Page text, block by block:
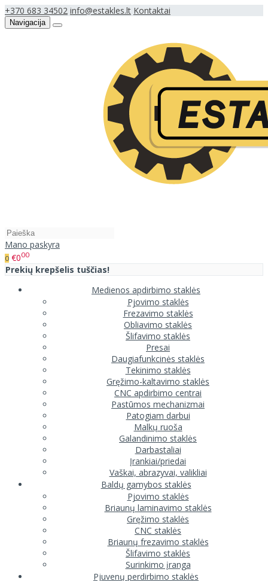
+370 683 34502 info@estakles.lt Kontaktai
Navigacija
Mano paskyra
0 €000
Prekių krepšelis tuščias!
Medienos apdirbimo staklės
Pjovimo staklės
Frezavimo staklės
Obliavimo staklės
Šlifavimo staklės
Presai
Daugiafunkcinės staklės
Tekinimo staklės
Gręžimo-kaltavimo staklės
CNC apdirbimo centrai
Pastūmos mechanizmai
Patogiam darbui
Malkų ruoša
Galandinimo staklės
Darbastaliai
Įrankiai/priedai
Vaškai, abrazyvai, valikliai
Baldų gamybos staklės
Pjovimo staklės
Briaunų laminavimo staklės
Gręžimo staklės
CNC staklės
Briaunų frezavimo staklės
Šlifavimo staklės
Surinkimo įranga
Pjuvenų perdirbimo staklės